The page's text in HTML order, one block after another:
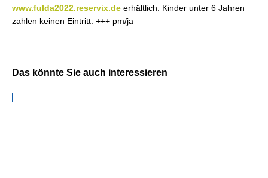
www.fulda2022.reservix.de erhältlich. Kinder unter 6 Jahren
zahlen keinen Eintritt. +++ pm/ja
Das könnte Sie auch interessieren